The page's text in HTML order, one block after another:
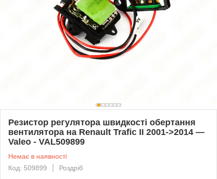
Резистор регулятора швидкості обертання
вентилятора на Renault Trafic II 2001->2014 —
Valeo - VAL509899
Немає в наявності
Код: 509899
Роздріб